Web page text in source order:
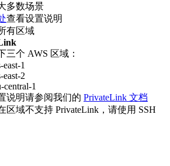
多数场景
查看设置说明
有区域
三个 AWS 区域：
east-1
east-2
central-1
说明请参阅我们的 PrivateLink 文档
区域不支持 PrivateLink，请使用 SSH